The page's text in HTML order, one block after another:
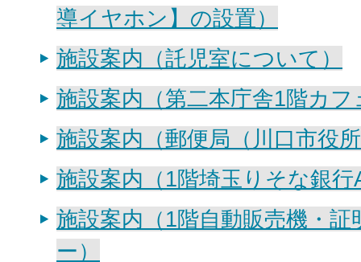
導イヤホン】の設置）
施設案内（託児室について）
施設案内（第二本庁舎1階カ
施設案内（郵便局（川口市役
施設案内（1階埼玉りそな銀行
施設案内（1階自動販売機・証
ー）